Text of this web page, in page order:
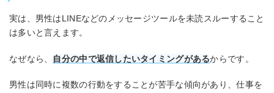
実は、男性はLINEなどのメッセージツールを未読スルーすること
は多いと言えます。
なぜなら、 自分の中で返信したいタイミングがあるからです。
男性は同時に複数の行動をすることが苦手な傾向があり、仕事を